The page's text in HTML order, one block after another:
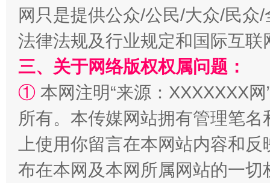
阿坝州三大球赛在茂县开幕 规模
网只是提供公众/公民/大众/民
法律法规及行业规定和国际互
三、关于网络版权权属问题：
① 本网注明“来源：XXXXXXX
所有。本传媒网站拥有管理笔
上使用你留言在本网站内容和
布在本网及本网所属网站的一